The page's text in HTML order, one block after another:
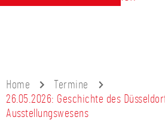
Home
Termine
26.05.2026: Geschichte des
Ausstellungswesens